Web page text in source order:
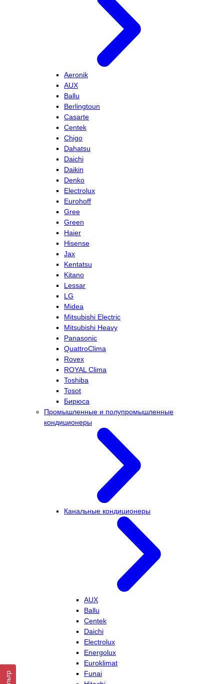
Aeronik
AUX
Ballu
Berlingtoun
Casarte
Centek
Chigo
Dahatsu
Daichi
Daikin
Denko
Electrolux
Eurohoff
Gree
Green
Haier
Hisense
Jax
Kentatsu
Kitano
Lessar
LG
Midea
Mitsubishi Electric
Mitsubishi Heavy
Panasonic
QuattroClima
Rovex
ROYAL Clima
Toshiba
Tosot
Бирюса
Промышленные и полупромышленные
кондиционеры
Канальные кондиционеры
AUX
Ballu
Centek
Daichi
Electrolux
Energolux
Euroklimat
Funai